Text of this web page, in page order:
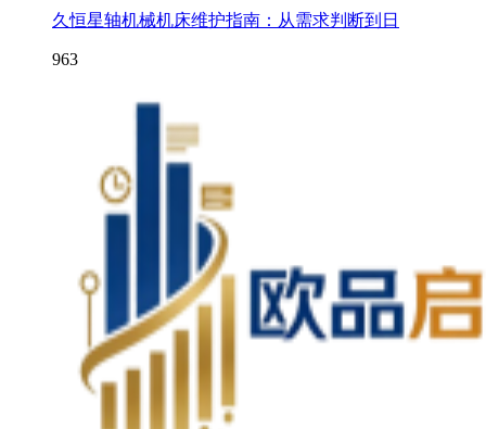
久恒星轴机械机床维护指南：从需求判断到日
963